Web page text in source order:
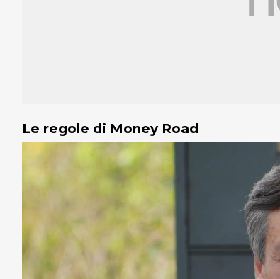
Le regole di Money Road